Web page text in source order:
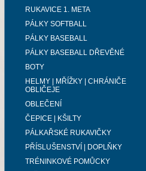
RUKAVICE 1. META
PÁLKY SOFTBALL
PÁLKY BASEBALL
PÁLKY BASEBALL DŘEVĚNÉ
BOTY
HELMY | MŘÍŽKY | CHRÁNIČE
OBLIČEJE
OBLEČENÍ
ČEPICE | KŠILTY
PÁLKAŘSKÉ RUKAVIČKY
PŘÍSLUŠENSTVÍ | DOPLŇKY
TRÉNINKOVÉ POMŮCKY